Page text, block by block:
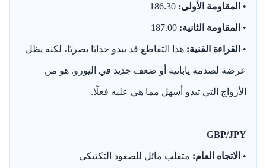
• المقاومة الأولى:
• المقاومة الثانية:
• القراءة الفنية: هذا التقاطع قد يبدو جذابًا بصريًا، لكنه يظل
عرضة لصدمة يابانية أو ضعف جديد في اليورو. هو من
الأزواج التي تبدو أسهل مما هي عليه فعلًا.
GBP/JPY
• الاتجاه العام: متقلب مائل للصعود التكتيكي